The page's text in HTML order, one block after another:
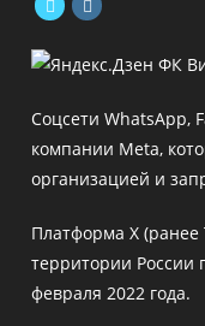
в
вкладке
в
вкладке
Соцсети WhatsApp,
компании Meta,
организацией и
Платформа X
территории России
февраля 2022 года.